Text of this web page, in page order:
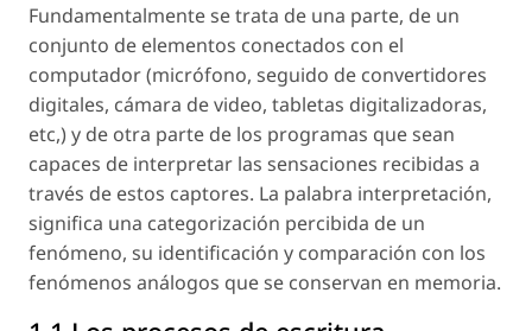
Fundamentalmente se trata de una parte, de un
conjunto de elementos conectados con el
computador (micrófono, seguido de convertidores
digitales, cámara de video, tabletas digitalizadoras,
etc,) y de otra parte de los programas que sean
capaces de interpretar las sensaciones recibidas a
través de estos captores. La palabra interpretación,
significa una categorización percibida de un
fenómeno, su identificación y comparación con los
fenómenos análogos que se conservan en memoria.